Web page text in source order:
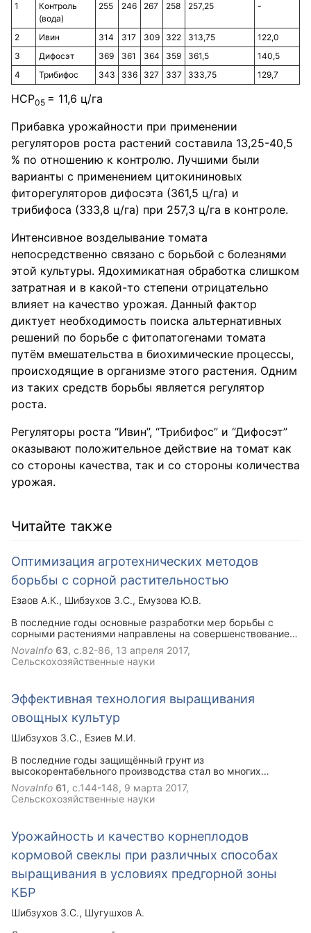
1
Контроль
(вода)
255 246 267 258 257,25 -
2 Ивин 314 317 309 322 313,75
122,0
3
Дифосэт 369 361 364 359 361,5
140,5
4
Трибифос 343 336 327 337 333,75 129,7
НСР05 = 11,6 ц/га
Прибавка урожайности при применении
регуляторов роста растений составила 13,25-40,5
% по отношению к контролю. Лучшими были
варианты с применением цитокининовых
фиторегуляторов дифосэта (361,5 ц/га) и
трибифоса (333,8 ц/га) при 257,3 ц/га в контроле.
Интенсивное возделывание томата
непосредственно связано с борьбой с болезнями
этой культуры. Ядохимикатная обработка слишком
затратная и в какой-то степени отрицательно
влияет на качество урожая. Данный фактор
диктует необходимость поиска альтернативных
решений по борьбе с фитопатогенами томата
путём вмешательства в биохимические процессы,
происходящие в организме этого растения. Одним
из таких средств борьбы является регулятор
роста.
Регуляторы роста “Ивин”, “Трибифос” и “Дифосэт”
оказывают положительное действие на томат как
со стороны качества, так и со стороны количества
урожая.
Читайте также
Оптимизация агротехнических методов
борьбы с сорной растительностью
Езаов А.К. Шибзухов З.С.
Емузова Ю.В.
В последние годы основные разработки мер борьбы с
сорными растениями направлены на совершенствование
химического метода. Огромные материально-технические
затраты на приобретения новых гербицидов и их
негативное влияние на экологическую ситуацию обостряют
разработки новых эффективных приемов и систем
агрофитоценозов. В связи с этим целью наших
исследований было изучение зависимости количества
сорняков от применяемых агротехнических приемов без
применения гербицидов.
NovaInfo 63, с.82-86, 13 апреля 2017,
Сельскохозяйственные науки
Эффективная технология выращивания
овощных культур
Шибзухов З.С.
Езиев М.И.
В последние годы защищённый грунт из
высокорентабельного производства стал во многих
регионах России убыточным. Это связано с удорожанием
строительства новых теплиц и повышением тарифов на
энергоносители. В таких условиях большим резервом
условиям производства технологий производства,
изучение и введение в производство новых
высокоурожайных сортов и гибридов. С этой целью нами
была проведена работа по подбору оптимального
субстрата при выращивании тепличного томата методом
гидропоники.
NovaInfo 61 , с.144-148, 9 марта 2017,
Сельскохозяйственные науки
Урожайность и качество корнеплодов
кормовой свеклы при различных способах
выращивания в условиях предгорной зоны
КБР
Шибзухов З.С.
Шугушхов А.